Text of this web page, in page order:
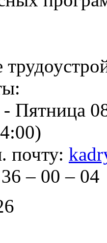
Пятница
почту:
– 00 – 04